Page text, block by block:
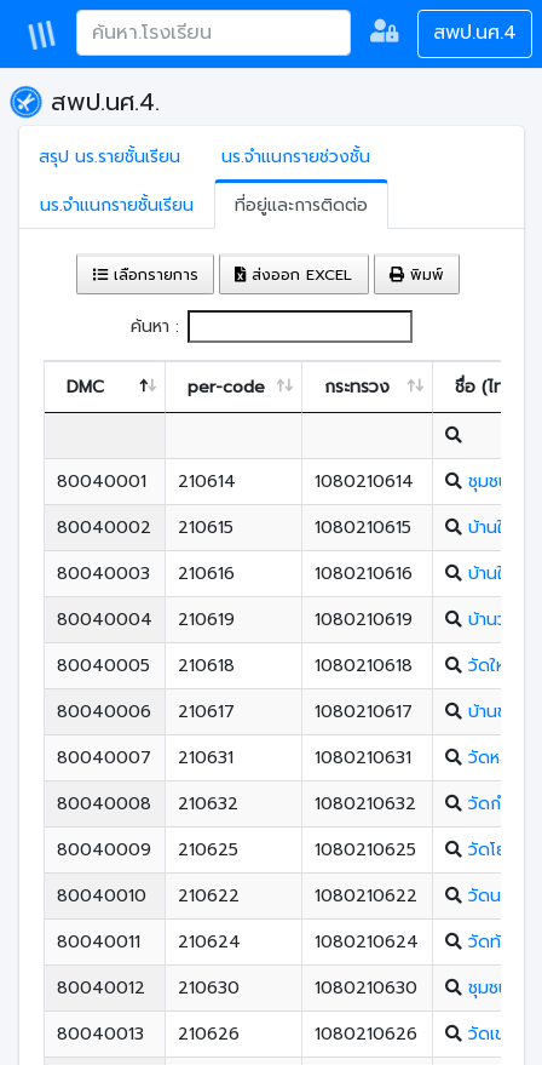
สพป.นศ.4
สพป.นศ.4.
สรุป นร.รายชั้นเรียน
นร.จำแนกรายช่วงชั้น
นร.จำแนกรายชั้นเรียน
ที่อยู่และการติดต่อ
เลือกรายการ ส่งออก EXCEL พิมพ์
ค้นหา :
DMC per-code กระทรวง ชื่อ (ไทย)
80040001 210614 1080210614
ชุมชนวัด
80040002
210615 1080210615
บ้านในเขี
80040003
210616 1080210616
บ้านในเขี
80040004
210619 1080210619
บ้านวังลุง
80040005
210618 1080210618
วัดใหม่
80040006
210617 1080210617
บ้านชุมข
80040007
210631 1080210631
วัดหลวง
80040008
210632 1080210632
วัดกำแพ
80040009
210625 1080210625
วัดโยธาธ
80040010
210622 1080210622
วัดนากัน
80040011
210624 1080210624
วัดท้าวโทะ
80040012
210630 1080210630
ชุมชนวัด
80040013
210626 1080210626
วัดเขาขุน